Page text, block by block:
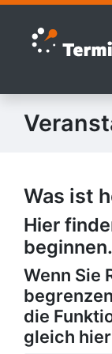
Zur Navigation
Zum Inhalt
Was ist
Hier
beginnen.
Wenn Sie
die
gleich